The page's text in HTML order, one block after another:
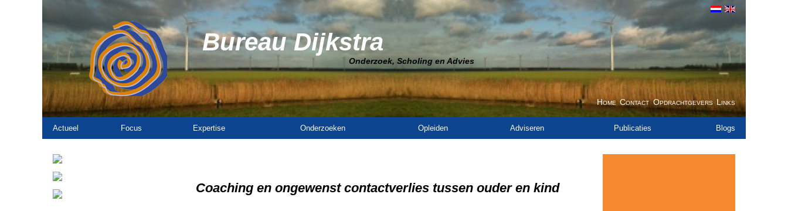
Bureau Dijkstra
Onderzoek, Scholing en Advies
Actueel Focus Expertise Onderzoeken Opleiden Adviseren Publicaties Blogs
Home Contact Opdrachtgevers Links
Coaching en ongewenst contactverlies tussen ouder en kind